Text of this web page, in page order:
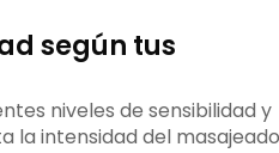
según tus
niveles de sensibilidad y
la intensidad del